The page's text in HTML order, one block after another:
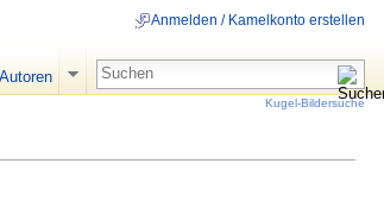
Anmelden / Kamelkonto erstellen
Kugel-Bildersuche